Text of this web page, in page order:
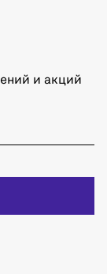
и акций